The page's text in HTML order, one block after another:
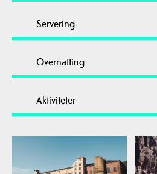
Servering
Overnatting
Aktiviteter